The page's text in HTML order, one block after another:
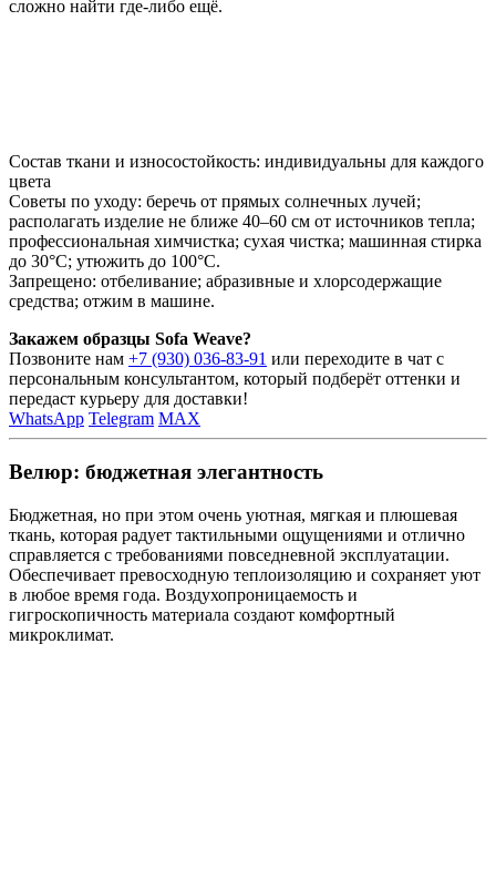
сложно найти где-либо ещё.
Состав ткани и износостойкость: индивидуальны для каждого
цвета
Советы по уходу: беречь от прямых солнечных лучей;
располагать изделие не ближе 40–60 см от источников тепла;
профессиональная химчистка; сухая чистка; машинная стирка
до 30°C; утюжить до 100°C.
Запрещено: отбеливание; абразивные и хлорсодержащие
средства; отжим в машине.
Закажем образцы Sofa Weave?
Позвоните нам +7 (930) 036-83-91 или переходите в чат с
персональным консультантом, который подберёт оттенки и
передаст курьеру для доставки!
WhatsApp Telegram MAX
Велюр: бюджетная элегантность
Бюджетная, но при этом очень уютная, мягкая и плюшевая
ткань, которая радует тактильными ощущениями и отлично
справляется с требованиями повседневной эксплуатации.
Обеспечивает превосходную теплоизоляцию и сохраняет уют
в любое время года. Воздухопроницаемость и
гигроскопичность материала создают комфортный
микроклимат.